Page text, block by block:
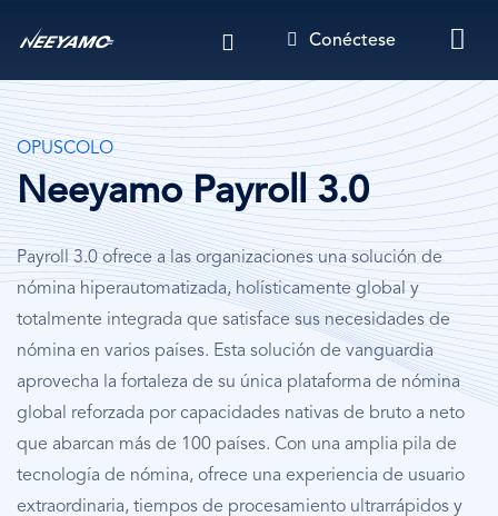
principal
Conéctese
OPUSCOLO
Neeyamo Payroll 3.0
Payroll 3.0 ofrece a las organizaciones una solución de
nómina hiperautomatizada, holísticamente global y
totalmente integrada que satisface sus necesidades de
nómina en varios países. Esta solución de vanguardia
aprovecha la fortaleza de su única plataforma de nómina
global reforzada por capacidades nativas de bruto a neto
que abarcan más de 100 países. Con una amplia pila de
tecnología de nómina, ofrece una experiencia de usuario
extraordinaria, tiempos de procesamiento ultrarrápidos y